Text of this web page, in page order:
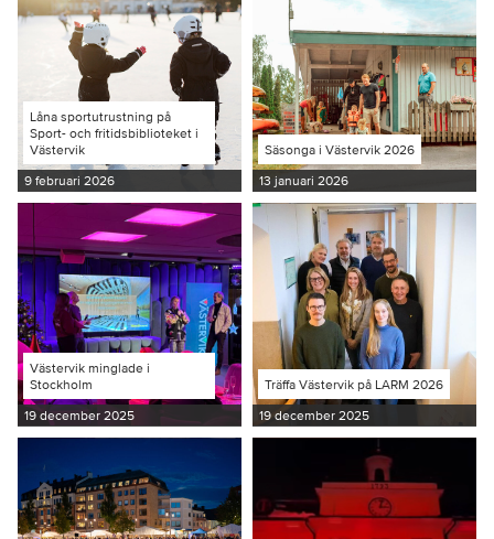
Låna sportutrustning på
Sport- och fritidsbiblioteket i
Västervik
9 februari 2026
Säsonga i Västervik 2026
13 januari 2026
Västervik minglade i
Stockholm
19 december 2025
Träffa Västervik på LARM 2026
19 december 2025